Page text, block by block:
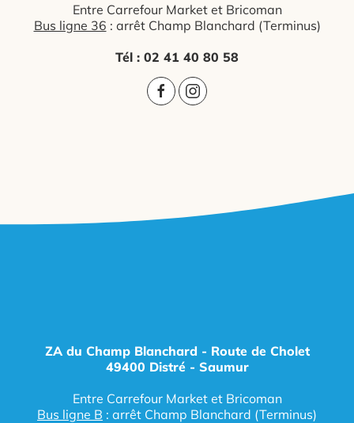
Entre Carrefour Market et Bricoman
Bus ligne 36 : arrêt Champ Blanchard (Terminus)
Tél : 02 41 40 80 58
ZA du Champ Blanchard - Route de Cholet
49400 Distré - Saumur
Entre Carrefour Market et Bricoman
Bus ligne B : arrêt Champ Blanchard (Terminus)